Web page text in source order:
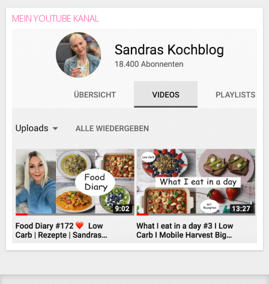
MEIN YOUTUBE KANAL